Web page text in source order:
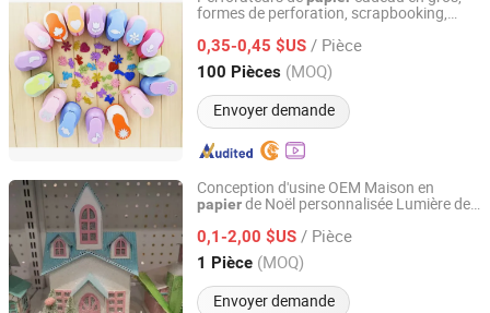
formes de perforation, scrapbooking,
emballage cadeau
0,35-0,45 $US / Pièce
100 Pièces (MOQ)
Envoyer demande
Nanchang Qunpeng Technology Development Co., Ltd.
Jiangxi, China Depuis 2024
Conception d'usine OEM Maison en
papierde Noël personnalisée Lumière de
ornements enpapierfaits à la main
0,1-2,00 $US / Pièce
1 Pièce (MOQ)
Envoyer demande
Cheng Yi Creation Company Ltd
Guangdong, China Depuis 2022